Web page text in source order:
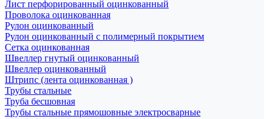
Лист перфорированный оцинкованный
Проволока оцинкованная
Рулон оцинкованный
Рулон оцинкованный с полимерный покрытием
Сетка оцинкованная
Швеллер гнутый оцинкованный
Швеллер оцинкованный
Штрипс (лента оцинкованная )
Трубы стальные
Труба бесшовная
Трубы стальные прямошовные электросварные